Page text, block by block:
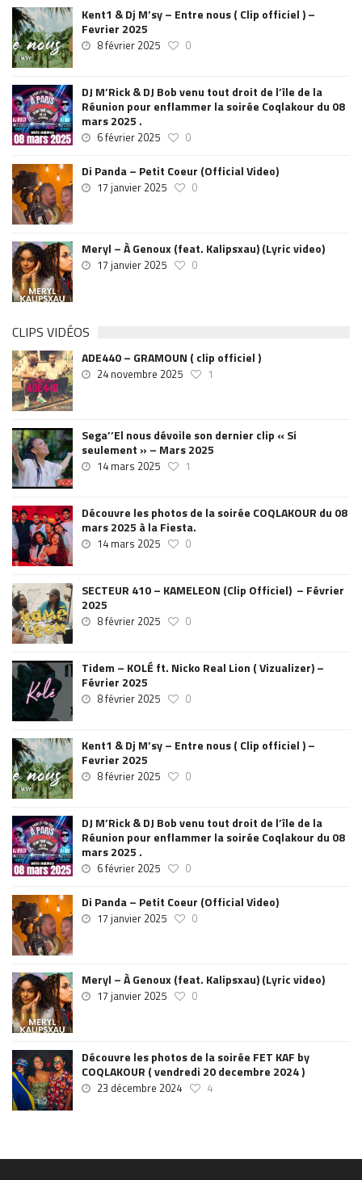
Kent1 & Dj M’sy – Entre nous ( Clip officiel ) –
Fevrier 2025
8 février 2025 0
DJ M’Rick & DJ Bob venu tout droit de l’île de la
Réunion pour enflammer la soirée Coqlakour du 08
mars 2025 .
6 février 2025 0
Di Panda – Petit Coeur (Official Video)
17 janvier 2025 0
Meryl – À Genoux (feat. Kalipsxau) (Lyric video)
17 janvier 2025 0
CLIPS VIDÉOS
ADE440 – GRAMOUN ( clip officiel )
24 novembre 2025 1
Sega’’El nous dévoile son dernier clip « Si
seulement » – Mars 2025
14 mars 2025 1
Découvre les photos de la soirée COQLAKOUR du 08
mars 2025 à la Fiesta.
14 mars 2025 0
SECTEUR 410 – KAMELEON (Clip Officiel) – Février
2025
8 février 2025 0
Tidem – KOLÉ ft. Nicko Real Lion ( Vizualizer) –
Février 2025
8 février 2025 0
Kent1 & Dj M’sy – Entre nous ( Clip officiel ) –
Fevrier 2025
8 février 2025 0
DJ M’Rick & DJ Bob venu tout droit de l’île de la
Réunion pour enflammer la soirée Coqlakour du 08
mars 2025 .
6 février 2025 0
Di Panda – Petit Coeur (Official Video)
17 janvier 2025 0
Meryl – À Genoux (feat. Kalipsxau) (Lyric video)
17 janvier 2025 0
Découvre les photos de la soirée FET KAF by
COQLAKOUR ( vendredi 20 decembre 2024 )
23 décembre 2024 4